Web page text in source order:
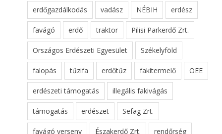
erdőgazdálkodás vadász NÉBIH erdész
favágó erdő traktor Pilisi Parkerdő Zrt.
Országos Erdészeti Egyesület Székelyföld
falopás tűzifa erdőtűz fakitermelő OEE
erdészeti támogatás illegális fakivágás
támogatás erdészet Sefag Zrt.
favágó verseny Északerdő Zrt. rendőrség